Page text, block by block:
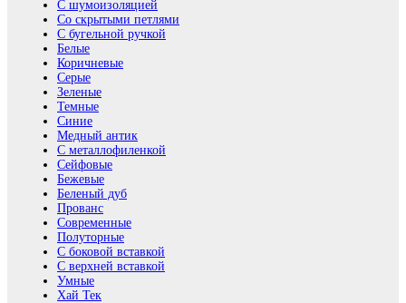
С шумоизоляцией
Со скрытыми петлями
С бугельной ручкой
Белые
Коричневые
Серые
Зеленые
Темные
Синие
Медный антик
С металлофиленкой
Сейфовые
Бежевые
Беленый дуб
Прованс
Современные
Полуторные
С боковой вставкой
С верхней вставкой
Умные
Хай Тек